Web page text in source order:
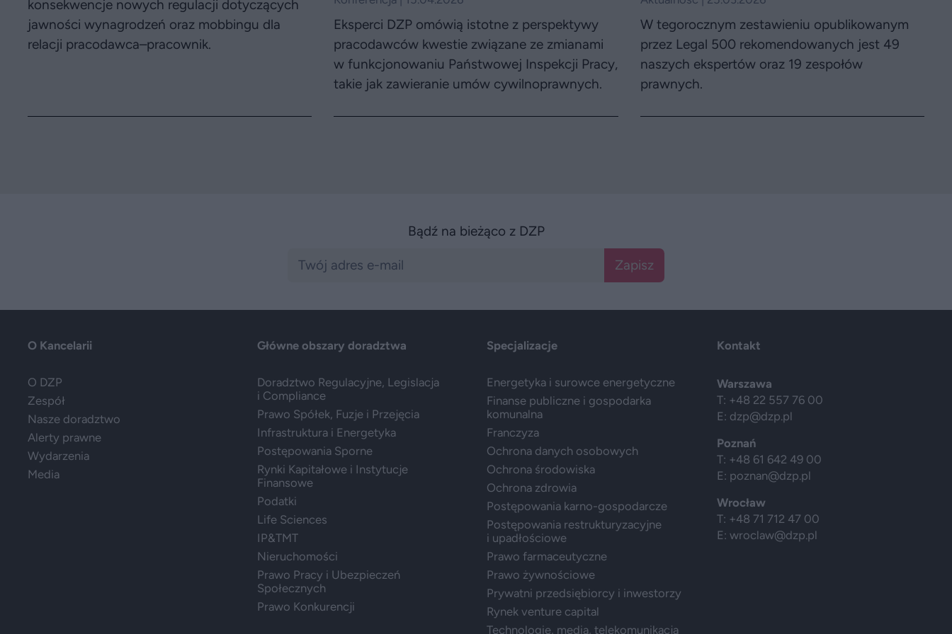
konsekwencje nowych regulacji dotyczących
jawności wynagrodzeń oraz mobbingu dla
relacji pracodawca–pracownik.
Eksperci DZP omówią istotne z perspektywy
pracodawców kwestie związane ze zmianami
w funkcjonowaniu Państwowej Inspekcji Pracy,
takie jak zawieranie umów cywilnoprawnych.
W tegorocznym zestawieniu opublikowanym
przez Legal 500 rekomendowanych jest 49
naszych ekspertów oraz 19 zespołów
prawnych.
Bądź na bieżąco z DZP
Zapisz
O Kancelarii
O DZP
Zespół
Nasze doradztwo
Alerty prawne
Wydarzenia
Media
Główne obszary doradztwa
Doradztwo Regulacyjne, Legislacja
i Compliance
Prawo Spółek, Fuzje i Przejęcia
Infrastruktura i Energetyka
Postępowania Sporne
Rynki Kapitałowe i Instytucje
Finansowe
Podatki
Life Sciences
IP&TMT
Nieruchomości
Prawo Pracy i Ubezpieczeń
Społecznych
Prawo Konkurencji
Specjalizacje
Energetyka i surowce energetyczne
Finanse publiczne i gospodarka
komunalna
Franczyza
Ochrona danych osobowych
Ochrona środowiska
Ochrona zdrowia
Postępowania karno-gospodarcze
Postępowania restrukturyzacyjne
i upadłościowe
Prawo farmaceutyczne
Prawo żywnościowe
Prywatni przedsiębiorcy i inwestorzy
Rynek venture capital
Technologie, media, telekomunikacja
Kontakt
Warszawa
T: +48 22 557 76 00
E: dzp@dzp.pl
Poznań
T: +48 61 642 49 00
E: poznan@dzp.pl
Wrocław
T: +48 71 712 47 00
E: wroclaw@dzp.pl